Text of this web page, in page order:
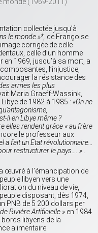
collectée jusqu’à
le monde »*, de Françoise
corrigée de celle
celle d’un homme
en 1969, jusqu’à sa mort, a
l’injustice,
la résistance des
armes les plus
Maria Graeff-Wassink,
de 1982 à 1985 : «On ne
il en Libye même ?
elles rendent grâce« au frère
le professeur aux
a fait un Etat révolutionnaire…
restructurer le pays…. » .
œuvré à l’émancipation de
libyen vers une
du niveau de vie,
disposant, dès 1974,
PNB de 5 200 dollars per
Rivière Artificielle » en 1984
bords libyens de la
alimentaire.